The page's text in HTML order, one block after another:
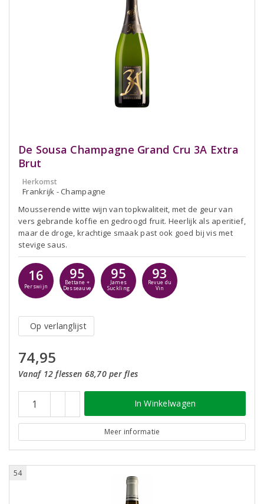
De Sousa Champagne Grand Cru 3A Extra
Brut
Herkomst
Frankrijk - Champagne
Mousserende witte wijn van topkwaliteit, met de geur van
vers gebrande koffie en gedroogd fruit. Heerlijk als aperitief,
maar de droge, krachtige smaak past ook goed bij vis met
stevige saus.
16
Perswijn
95
Bettane +
Desseauve
95
James
Suckling
93
Revue du
Vin
Op verlanglijst
74,95
Vanaf 12 flessen 68,70 per fles
In Winkelwagen
Meer informatie
54